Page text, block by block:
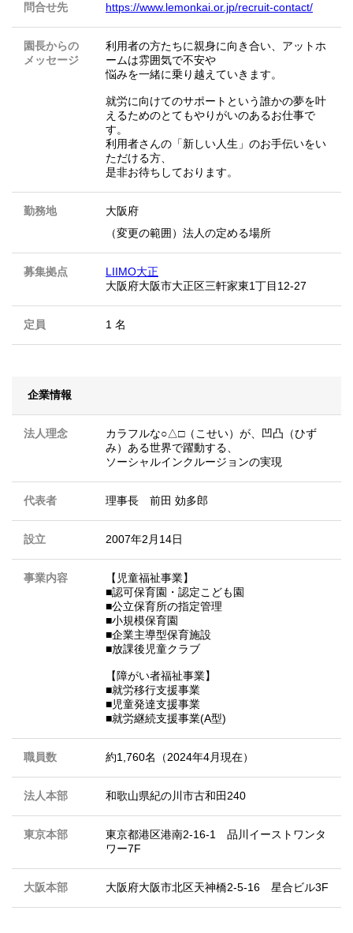
問合せ先 https://www.lemonkai.or.jp/recruit-contact/
園長からの
メッセージ
利用者の方たちに親身に向き合い、アットホ
ームは雰囲気で不安や
悩みを一緒に乗り越えていきます。
就労に向けてのサポートという誰かの夢を叶
えるためのとてもやりがいのあるお仕事で
す。
利用者さんの「新しい人生」のお手伝いをい
ただける方、
是非お待ちしております。
勤務地
大阪府
（変更の範囲）法人の定める場所
募集拠点
LIIMO大正
大阪府大阪市大正区三軒家東1丁目12-27
定員 1 名
企業情報
法人理念
カラフルな○△□（こせい）が、凹凸（ひず
み）ある世界で躍動する、
ソーシャルインクルージョンの実現
代表者 理事長 前田 効多郎
設立 2007年2月14日
事業内容
【児童福祉事業】
■認可保育園・認定こども園
■公立保育所の指定管理
■小規模保育園
■企業主導型保育施設
■放課後児童クラブ
【障がい者福祉事業】
■就労移行支援事業
■児童発達支援事業
■就労継続支援事業(A型)
職員数 約1,760名（2024年4月現在）
法人本部 和歌山県紀の川市古和田240
東京本部
東京都港区港南2-16-1 品川イーストワンタ
ワー7F
大阪本部 大阪府大阪市北区天神橋2-5-16 星合ビル3F